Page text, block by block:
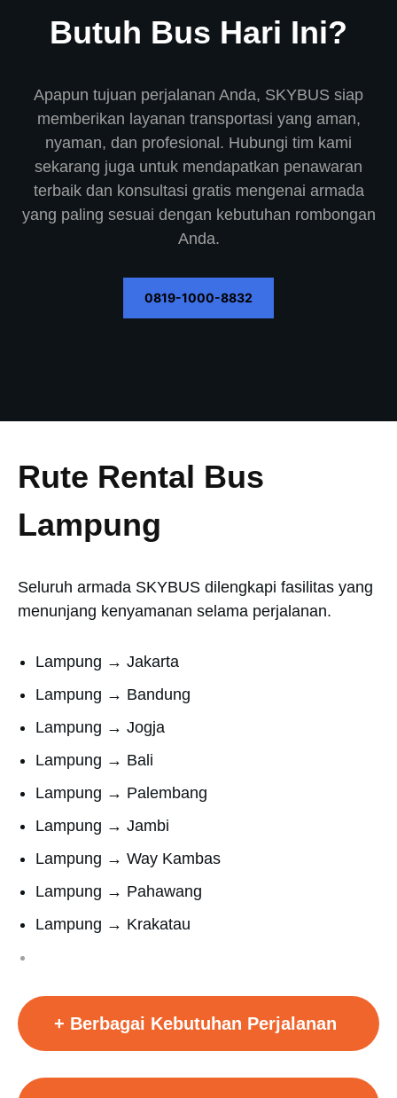
Butuh Bus Hari Ini?
Apapun tujuan perjalanan Anda, SKYBUS siap
memberikan layanan transportasi yang aman,
nyaman, dan profesional. Hubungi tim kami
sekarang juga untuk mendapatkan penawaran
terbaik dan konsultasi gratis mengenai armada
yang paling sesuai dengan kebutuhan rombongan
Anda.
0819-1000-8832
Rute Rental Bus
Lampung
Seluruh armada SKYBUS dilengkapi fasilitas yang
menunjang kenyamanan selama perjalanan.
Lampung → Jakarta
Lampung → Bandung
Lampung → Jogja
Lampung → Bali
Lampung → Palembang
Lampung → Jambi
Lampung → Way Kambas
Lampung → Pahawang
Lampung → Krakatau
+ Berbagai Kebutuhan Perjalanan